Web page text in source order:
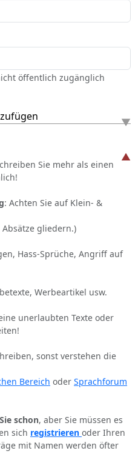
öffentlich zugänglich
Sie mehr als einen
: Achten Sie auf Klein- &
gliedern.)
Hass-Sprüche, Angriff auf
Werbeartikel usw.
unerlaubten Texte oder
sonst verstehen die
Bereich oder Sprachforum
schon, aber Sie müssen es
sich registrieren oder Ihren
mit Namen werden öfter